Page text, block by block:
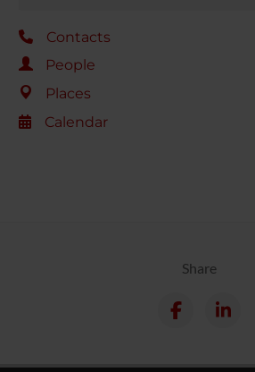
Contacts
People
Places
Calendar
Share